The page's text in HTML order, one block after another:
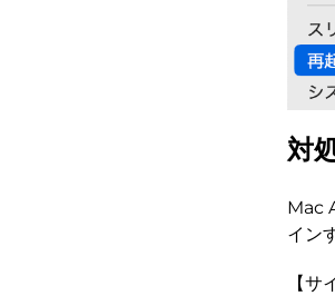
対
Mac
イン
【サ